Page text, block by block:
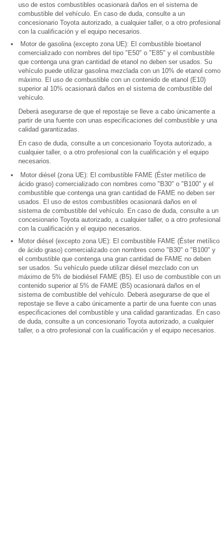
uso de estos combustibles ocasionará daños en el sistema de
combustible del vehículo. En caso de duda, consulte a un
concesionario Toyota autorizado, a cualquier taller, o a otro profesional
con la cualificación y el equipo necesarios.
Motor de gasolina (excepto zona UE): El combustible bioetanol
comercializado con nombres del tipo "E50" o "E85" y el combustible
que contenga una gran cantidad de etanol no deben ser usados. Su
vehículo puede utilizar gasolina mezclada con un 10% de etanol como
máximo. El uso de combustible con un contenido de etanol (E10)
superior al 10% ocasionará daños en el sistema de combustible del
vehículo.
Deberá asegurarse de que el repostaje se lleve a cabo únicamente a
partir de una fuente con unas especificaciones del combustible y una
calidad garantizadas.
En caso de duda, consulte a un concesionario Toyota autorizado, a
cualquier taller, o a otro profesional con la cualificación y el equipo
necesarios.
Motor diésel (zona UE): El combustible FAME (Éster metílico de
ácido graso) comercializado con nombres como "B30" o "B100" y el
combustible que contenga una gran cantidad de FAME no deben ser
usados. El uso de estos combustibles ocasionará daños en el
sistema de combustible del vehículo. En caso de duda, consulte a un
concesionario Toyota autorizado, a cualquier taller, o a otro profesional
con la cualificación y el equipo necesarios.
Motor diésel (excepto zona UE): El combustible FAME (Éster metílico
de ácido graso) comercializado con nombres como "B30" o "B100" y
el combustible que contenga una gran cantidad de FAME no deben
ser usados. Su vehículo puede utilizar diésel mezclado con un
máximo de 5% de biodiésel FAME (B5). El uso de combustible con un
contenido superior al 5% de FAME (B5) ocasionará daños en el
sistema de combustible del vehículo. Deberá asegurarse de que el
repostaje se lleve a cabo únicamente a partir de una fuente con unas
especificaciones del combustible y una calidad garantizadas. En caso
de duda, consulte a un concesionario Toyota autorizado, a cualquier
taller, o a otro profesional con la cualificación y el equipo necesarios.